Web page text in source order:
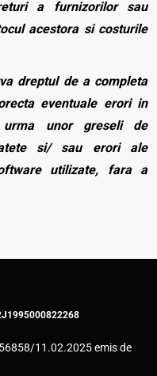
a furnizorilor sau
acestora si costurile
dreptul de a completa
eventuale erori in
unor greseli de
si/ sau erori ale
utilizate, fara a
J1995000822268
11.02.2025 emis de